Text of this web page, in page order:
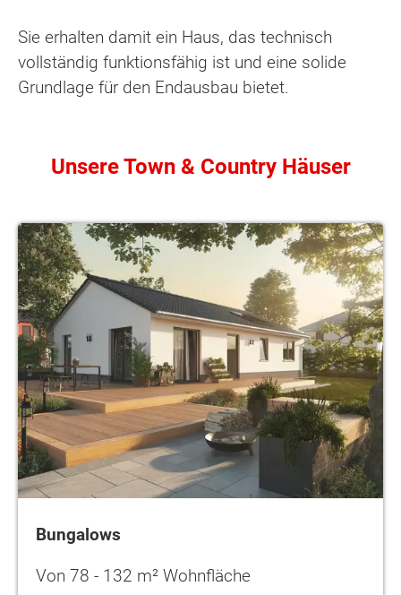
Sie erhalten damit ein Haus, das technisch
vollständig funktionsfähig ist und eine solide
Grundlage für den Endausbau bietet.
Unsere Town & Country Häuser
Bungalows
Von 78 - 132 m² Wohnfläche